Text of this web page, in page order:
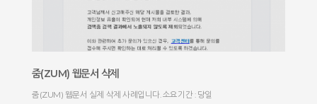
줌(ZUM) 웹문서 삭제
줌(ZUM) 웹문서 실제 삭제 사례입니다. 소요기간 : 당일